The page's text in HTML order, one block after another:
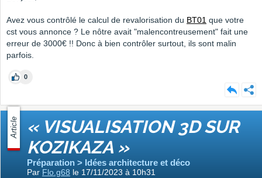
Avez vous contrôlé le calcul de revalorisation du BT01 que votre
cst vous annonce ? Le nôtre avait "malencontreusement" fait une
erreur de 3000€ !! Donc à bien contrôler surtout, ils sont malin
parfois.
0
Article « VISUALISATION 3D SUR
KOZIKAZA »
Préparation > Idées architecture et déco
Par Flo.g68 le 17/11/2023 à 10h31